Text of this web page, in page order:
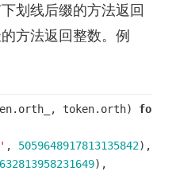
划线后缀的方法返回
方法返回整数。例
. orth_ , token. orth) for
, 5059648917813135842),
),